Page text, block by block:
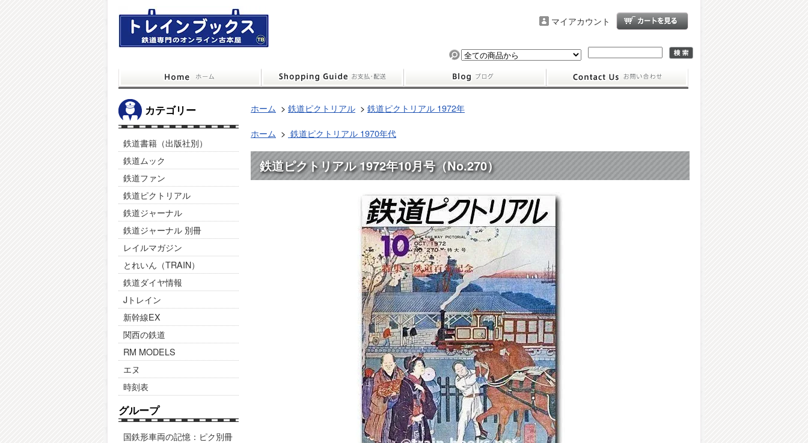
マイアカウント
カテゴリー
鉄道書籍（出版社別）
鉄道ムック
鉄道ファン
鉄道ピクトリアル
鉄道ジャーナル
鉄道ジャーナル 別冊
レイルマガジン
とれいん（TRAIN）
鉄道ダイヤ情報
Jトレイン
新幹線EX
関西の鉄道
RM MODELS
エヌ
時刻表
グループ
国鉄形車両の記憶：ピク別冊
ホーム > 鉄道ピクトリアル > 鉄道ピクトリアル 1972年
ホーム > 鉄道ピクトリアル 1970年代
鉄道ピクトリアル 1972年10月号（No.270）